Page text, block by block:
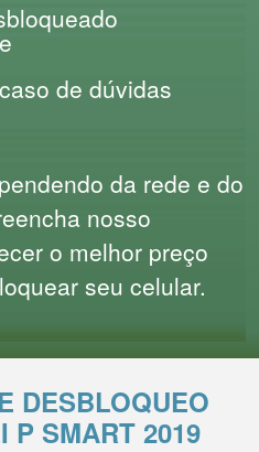
de dúvidas
da rede e do
nosso
o melhor preço
seu celular.
DESBLOQUEO
P SMART 2019